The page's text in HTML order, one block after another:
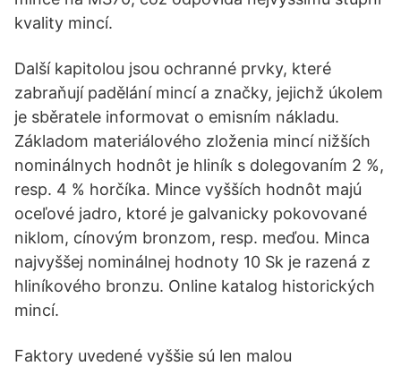
kvality mincí.
Další kapitolou jsou ochranné prvky, které
zabraňují padělání mincí a značky, jejichž úkolem
je sběratele informovat o emisním nákladu.
Základom materiálového zloženia mincí nižších
nominálnych hodnôt je hliník s dolegovaním 2 %,
resp. 4 % horčíka. Mince vyšších hodnôt majú
oceľové jadro, ktoré je galvanicky pokovované
niklom, cínovým bronzom, resp. meďou. Minca
najvyššej nominálnej hodnoty 10 Sk je razená z
hliníkového bronzu. Online katalog historických
mincí.
Faktory uvedené vyššie sú len malou